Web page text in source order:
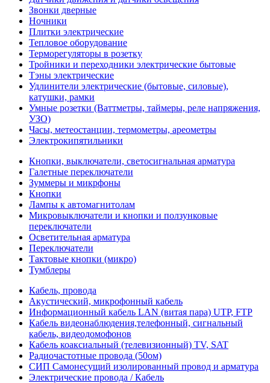
Звонки дверные
Ночники
Плитки электрические
Тепловое оборудование
Терморегуляторы в розетку
Тройники и переходники электрические бытовые
Тэны электрические
Удлинители электрические (бытовые, силовые),
катушки, рамки
Умные розетки (Ваттметры, таймеры, реле напряжения,
УЗО)
Часы, метеостанции, термометры, ареометры
Электрокипятильники
Кнопки, выключатели, светосигнальная арматура
Галетные переключатели
Зуммеры и микрфоны
Кнопки
Лампы к автомагнитолам
Микровыключатели и кнопки и ползунковые
переключатели
Осветительная арматура
Переключатели
Тактовые кнопки (микро)
Тумблеры
Кабель, провода
Акустический, микрофонный кабель
Информационный кабель LAN (витая пара) UTP, FTP
Кабель видеонаблюдения,телефонный, сигнальный
кабель, видеодомофонов
Кабель коаксиальный (телевизионный) TV, SAT
Радиочастотные провода (50ом)
СИП Самонесущий изолированный провод и арматура
Электрические провода / Кабель